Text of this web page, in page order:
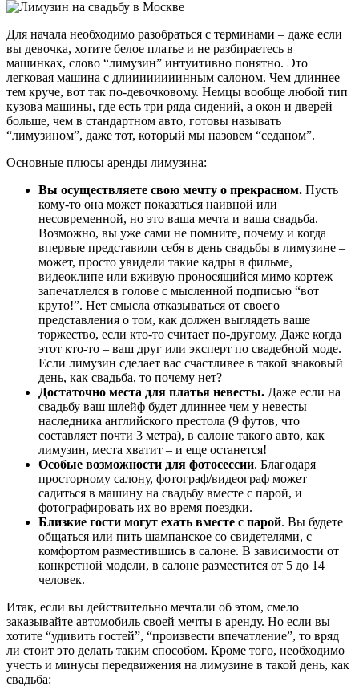
Для начала необходимо разобраться с терминами – даже если
вы девочка, хотите белое платье и не разбираетесь в
машинках, слово “лимузин” интуитивно понятно. Это
легковая машина с длиииииииинным салоном. Чем длиннее –
тем круче, вот так по-девочковому. Немцы вообще любой тип
кузова машины, где есть три ряда сидений, а окон и дверей
больше, чем в стандартном авто, готовы называть
“лимузином”, даже тот, который мы назовем “седаном”.
Основные плюсы аренды лимузина:
Вы осуществляете свою мечту о прекрасном. Пусть
кому-то она может показаться наивной или
несовременной, но это ваша мечта и ваша свадьба.
Возможно, вы уже сами не помните, почему и когда
впервые представили себя в день свадьбы в лимузине –
может, просто увидели такие кадры в фильме,
видеоклипе или вживую проносящийся мимо кортеж
запечатлелся в голове с мысленной подписью “вот
круто!”. Нет смысла отказываться от своего
представления о том, как должен выглядеть ваше
торжество, если кто-то считает по-другому. Даже когда
этот кто-то – ваш друг или эксперт по свадебной моде.
Если лимузин сделает вас счастливее в такой знаковый
день, как свадьба, то почему нет?
Достаточно места для платья невесты. Даже если на
свадьбу ваш шлейф будет длиннее чем у невесты
наследника английского престола (9 футов, что
составляет почти 3 метра), в салоне такого авто, как
лимузин, места хватит – и еще останется!
Особые возможности для фотосессии. Благодаря
просторному салону, фотограф/видеограф может
садиться в машину на свадьбу вместе с парой, и
фотографировать их во время поездки.
Близкие гости могут ехать вместе с парой. Вы будете
общаться или пить шампанское со свидетелями, с
комфортом разместившись в салоне. В зависимости от
конкретной модели, в салоне разместится от 5 до 14
человек.
Итак, если вы действительно мечтали об этом, смело
заказывайте автомобиль своей мечты в аренду. Но если вы
хотите “удивить гостей”, “произвести впечатление”, то вряд
ли стоит это делать таким способом. Кроме того, необходимо
учесть и минусы передвижения на лимузине в такой день, как
свадьба: